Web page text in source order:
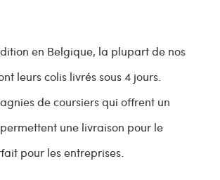
en Belgique, la plupart de nos
leurs colis livrés sous 4 jours.
de coursiers qui offrent un
une livraison pour le
pour les entreprises.